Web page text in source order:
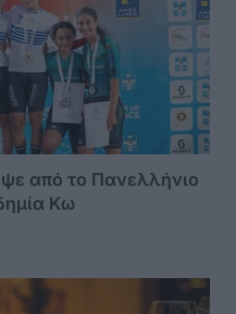
από το Πανελλήνιο
Κω